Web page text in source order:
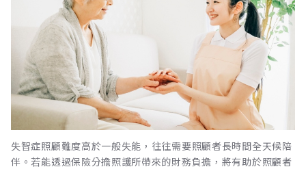
失智症照顧難度高於一般失能，往往需要照顧者長時間全天候陪
伴。若能透過保險分擔照護所帶來的財務負擔，將有助於照顧者